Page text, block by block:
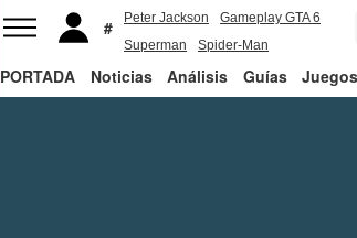
Peter Jackson
Gameplay GTA 6
Superman
Spider-Man
PORTADA Noticias Análisis Guías Juegos